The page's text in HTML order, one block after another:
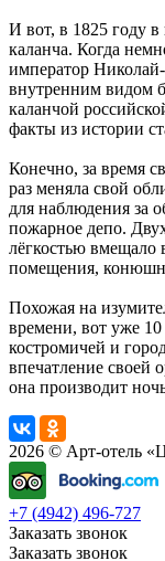
И вот, в 1825 году в
каланча. Когда
император
внутренним видом
каланчой
факты из истории
Конечно, за время
раз меняла свой
для наблюдения за
пожарное депо.
лёгкостью вмещало
помещения,
Похожая на
времени, вот уже 10
костромичей и
впечатление своей
она производит
2026 © Арт-отель
+7 (4942) 496-727
Заказать звонок
Заказать звонок